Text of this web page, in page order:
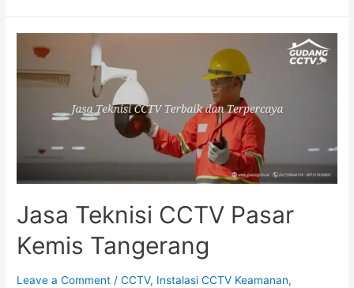
Jasa Teknisi CCTV Pasar
Kemis Tangerang
Leave a Comment /CCTV, Instalasi CCTV Keamanan,